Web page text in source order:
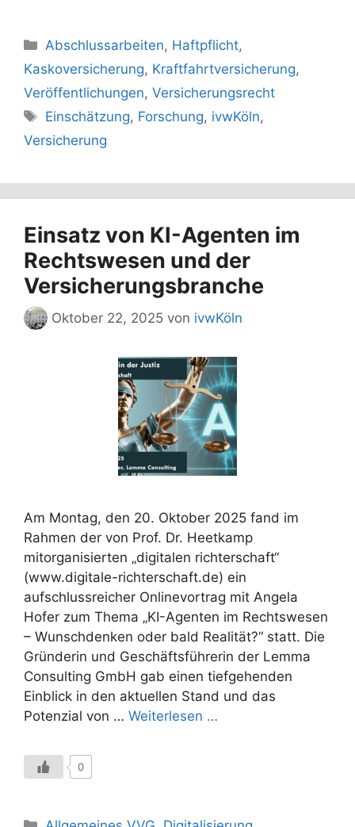
Kategorien
Abschlussarbeiten, Haftpflicht,
Kaskoversicherung, Kraftfahrtversicherung,
Veröffentlichungen, Versicherungsrecht
Schlagwörter
Einschätzung, Forschung, ivwKöln,
Versicherung
Einsatz von KI-Agenten im
Rechtswesen und der
Versicherungsbranche
Oktober 22, 2025 von ivwKöln
Am Montag, den 20. Oktober 2025 fand im
Rahmen der von Prof. Dr. Heetkamp
mitorganisierten „digitalen richterschaft“
(www.digitale-richterschaft.de) ein
aufschlussreicher Onlinevortrag mit Angela
Hofer zum Thema „KI-Agenten im Rechtswesen
– Wunschdenken oder bald Realität?“ statt. Die
Gründerin und Geschäftsführerin der Lemma
Consulting GmbH gab einen tiefgehenden
Einblick in den aktuellen Stand und das
Potenzial von … Weiterlesen …
0
Kategorien